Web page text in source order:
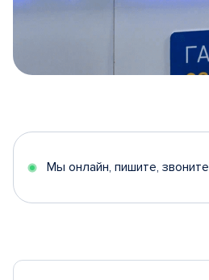
5
Мы онлайн, пишите, звоните